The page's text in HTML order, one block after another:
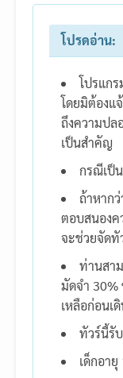
โปรดอ่าน:
โปรแก
โดยมิต้องแ
ถึงความปล
เป็นสำคัญ
กรณีเป็
ถ้าหาก
ตอบสนองค
จะช่วยจัด
ท่านสา
มัดจำ 30%
เหลือก่อนเ
ทัวร์นี้รั
เด็กอา